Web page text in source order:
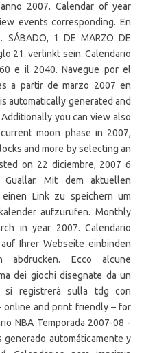
2007. Calendar of year
events corresponding. En
1 DE MARZO DE
21. verlinkt sein. Calendario
e il 2040. Navegue por el
a partir de marzo 2007 en
automatically generated and
you can view also
moon phase in 2007,
and more by selecting an
on 22 diciembre, 2007 6
Mit dem aktuellen
Link zu speichern um
aufzurufen. Monthly
in year 2007. Calendario
Ihrer Webseite einbinden
Ecco alcune
dei giochi disegnate da un
si registrerà sulla tdg con
online and print friendly – for
NBA Temporada 2007-08 -
generado automáticamente y